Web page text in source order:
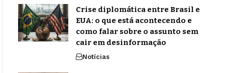
Crise diplomática entre Brasil e
EUA: o que está acontecendo e
como falar sobre o assunto sem
cair em desinformação
Notícias